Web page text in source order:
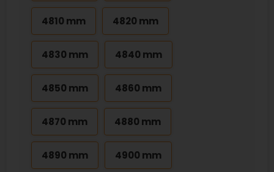
4810 mm 4820 mm
4830 mm 4840 mm
4850 mm 4860 mm
4870 mm 4880 mm
4890 mm 4900 mm